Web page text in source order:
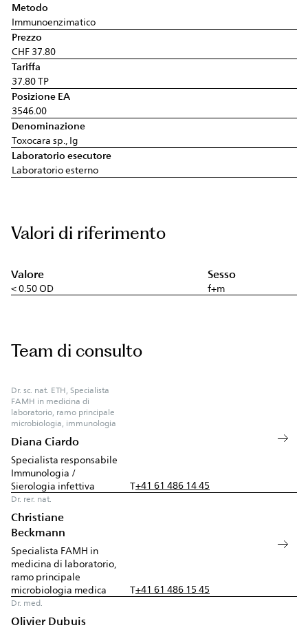
Metodo
Immunoenzimatico
Prezzo
CHF 37.80
Tariffa
37.80 TP
Posizione EA
3546.00
Denominazione
Toxocara sp., Ig
Laboratorio esecutore
Laboratorio esterno
Valori di riferimento
Valore Sesso
< 0.50 OD f+m
Team di consulto
Dr. sc. nat. ETH, Specialista
FAMH in medicina di
laboratorio, ramo principale
microbiologia, immunologia
Diana Ciardo
Specialista responsabile
Immunologia /
Sierologia infettiva
T+41 61 486 14 45
Dr. rer. nat.
Christiane
Beckmann
Specialista FAMH in
medicina di laboratorio,
ramo principale
microbiologia medica
T+41 61 486 15 45
Dr. med.
Olivier Dubuis